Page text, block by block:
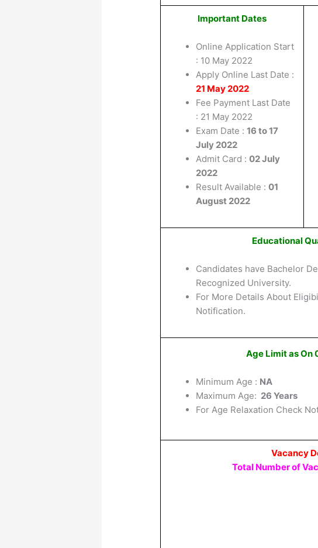
Important Dates
Online Application Start
: 10 May 2022
Apply Online Last Date :
21 May 2022
Fee Payment Last Date
: 21 May 2022
Exam Date :16 to 17
July 2022
Admit Card :02 July
2022
Result Available :01
August 2022
Educational
Candidates have Bachelor
Recognized University.
For More Details About
Notification.
Age Limit as On
Minimum Age : NA
Maximum Age: 26 Years
For Age Relaxation Check
Vacancy
Total Number of